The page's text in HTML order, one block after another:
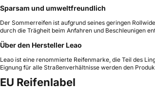
Sparsam und umweltfreundlich
Der Sommerreifen ist aufgrund seines geringen
durch die Trägheit beim Anfahren und Beschleunigen
Über den Hersteller Leao
Leao ist eine renommierte Reifenmarke, die Teil des
Eignung für alle Straßenverhältnisse werden den
EU Reifenlabel